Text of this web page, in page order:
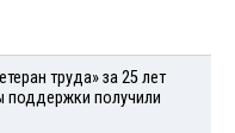
труда» за 25 лет
поддержки получили